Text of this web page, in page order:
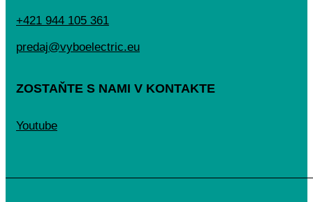
+421 944 105 361
predaj@vyboelectric.eu
ZOSTAŇTE S NAMI V KONTAKTE
Youtube